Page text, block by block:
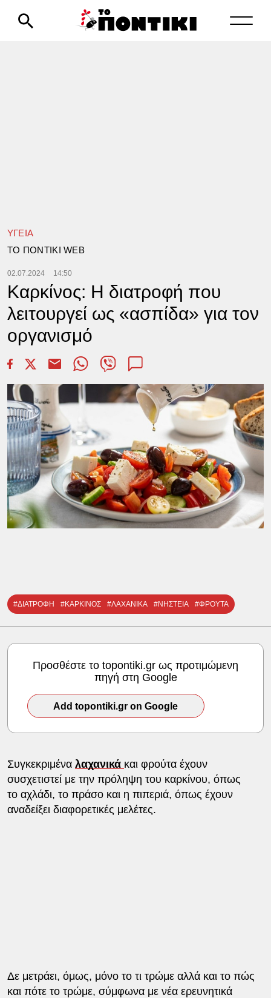
ΥΓΕΙΑ
TΟ ΠΟΝΤΙΚΙ WEB
02.07.2024 14:50
Καρκίνος: Η διατροφή που
λειτουργεί ως «ασπίδα» για τον
οργανισμό
#ΔΙΑΤΡΟΦΗ #ΚΑΡΚΙΝΟΣ #ΛΑΧΑΝΙΚΑ #ΝΗΣΤΕΙΑ #ΦΡΟΥΤΑ
Προσθέστε το topontiki.gr ως προτιμώμενη
πηγή στη Google
Add topontiki.gr on Google
Συγκεκριμένα λαχανικά και φρούτα έχουν
συσχετιστεί με την πρόληψη του καρκίνου, όπως
το αχλάδι, το πράσο και η πιπεριά, όπως έχουν
αναδείξει διαφορετικές μελέτες.
Δε μετράει, όμως, μόνο το τι τρώμε αλλά και το πώς
και πότε το τρώμε, σύμφωνα με νέα ερευνητικά